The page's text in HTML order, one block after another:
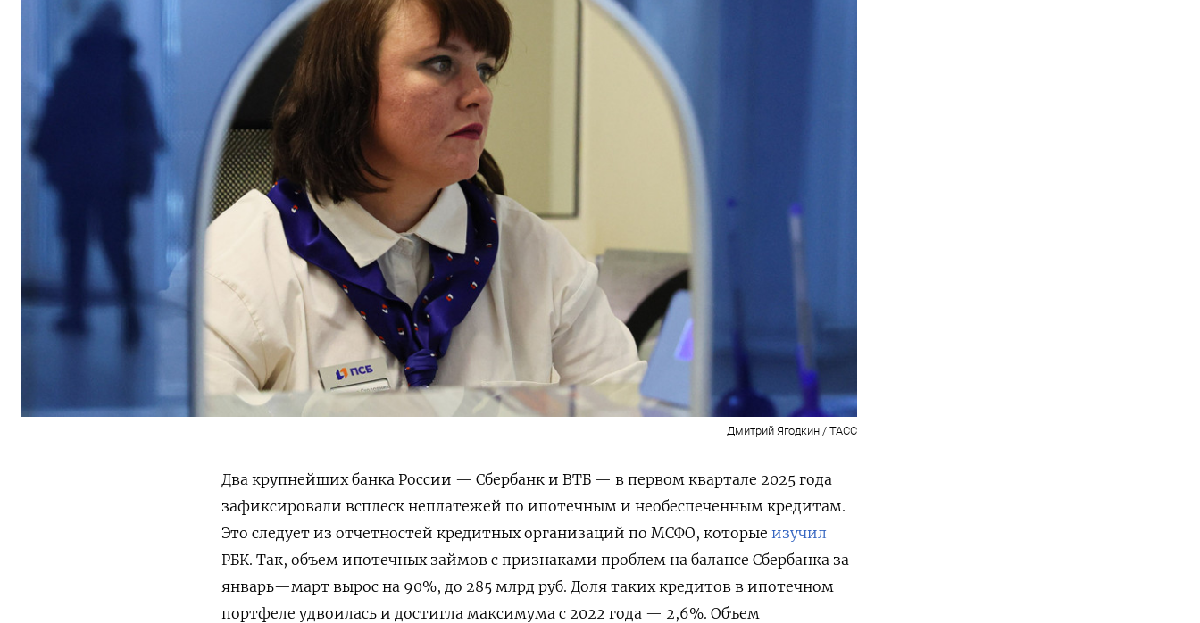
Дмитрий Ягодкин / ТАСС
Два крупнейших банка России — Сбербанк и ВТБ — в первом квартале 2025 года
зафиксировали всплеск неплатежей по ипотечным и необеспеченным кредитам.
Это следует из отчетностей кредитных организаций по МСФО, которые изучил
РБК. Так, объем ипотечных займов с признаками проблем на балансе Сбербанка за
январь—март вырос на 90%, до 285 млрд руб. Доля таких кредитов в ипотечном
портфеле удвоилась и достигла максимума с 2022 года — 2,6%. Объем